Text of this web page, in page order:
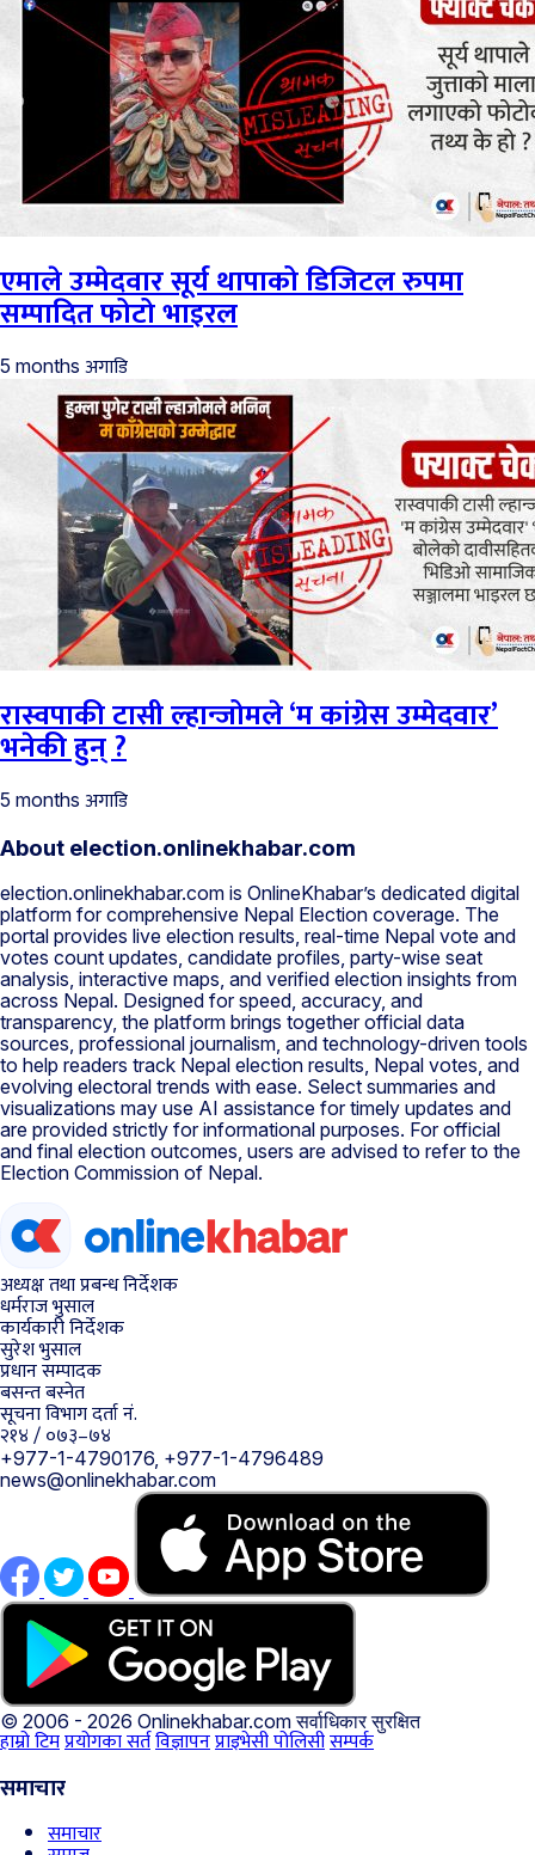
एमाले उम्मेदवार सूर्य थापाको डिजिटल रुपमा
सम्पादित फोटो भाइरल
5 months अगाडि
रास्वपाकी टासी ल्हान्जोमले ‘म कांग्रेस उम्मेदवार’
भनेकी हुन् ?
5 months अगाडि
About election.onlinekhabar.com
election.onlinekhabar.com is OnlineKhabar’s dedicated digital
platform for comprehensive Nepal Election coverage. The
portal provides live election results, real-time Nepal vote and
votes count updates, candidate profiles, party-wise seat
analysis, interactive maps, and verified election insights from
across Nepal. Designed for speed, accuracy, and
transparency, the platform brings together official data
sources, professional journalism, and technology-driven tools
to help readers track Nepal election results, Nepal votes, and
evolving electoral trends with ease. Select summaries and
visualizations may use AI assistance for timely updates and
are provided strictly for informational purposes. For official
and final election outcomes, users are advised to refer to the
Election Commission of Nepal.
अध्यक्ष तथा प्रबन्ध निर्देशक
धर्मराज भुसाल
कार्यकारी निर्देशक
सुरेश भुसाल
प्रधान सम्पादक
बसन्त बस्नेत
सूचना विभाग दर्ता नं.
२१४ / ०७३–७४
+977-1-4790176, +977-1-4796489
news@onlinekhabar.com
© 2006 - 2026 Onlinekhabar.comसर्वाधिकार सुरक्षित
हाम्रो टिमप्रयोगका सर्तविज्ञापनप्राइभेसी पोलिसीसम्पर्क
समाचार
समाचार